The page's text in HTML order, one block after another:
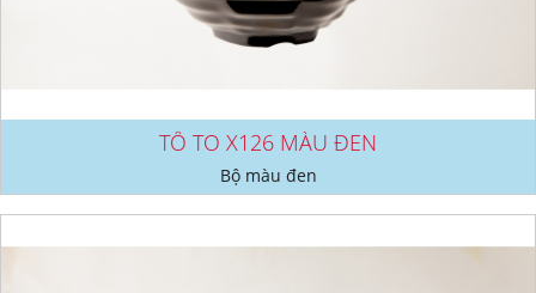
TÔ TO X126 MÀU ĐEN
Bộ màu đen